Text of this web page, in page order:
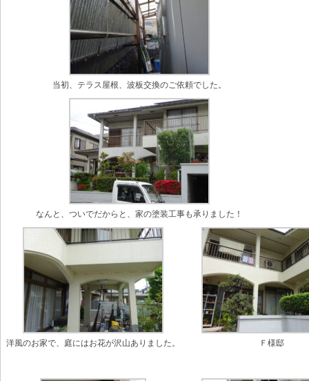
当初、テラス屋根、波板交換のご依頼でした。
なんと、ついでだからと、家の塗装工事も承りました！
洋風のお家で、庭にはお花が沢山ありました。 Ｆ様邸